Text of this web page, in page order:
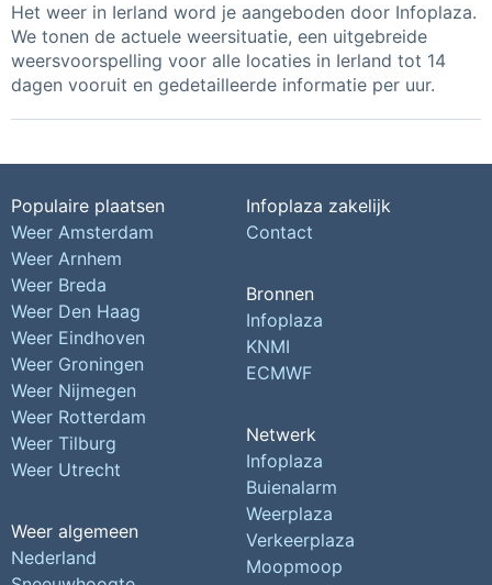
Het weer in Ierland word je aangeboden door Infoplaza.
We tonen de actuele weersituatie, een uitgebreide
weersvoorspelling voor alle locaties in Ierland tot 14
dagen vooruit en gedetailleerde informatie per uur.
Populaire plaatsen
Weer Amsterdam
Weer Arnhem
Weer Breda
Weer Den Haag
Weer Eindhoven
Weer Groningen
Weer Nijmegen
Weer Rotterdam
Weer Tilburg
Weer Utrecht
Weer algemeen
Nederland
Infoplaza zakelijk
Contact
Bronnen
Infoplaza
KNMI
ECMWF
Netwerk
Infoplaza
Buienalarm
Weerplaza
Verkeerplaza
Moopmoop